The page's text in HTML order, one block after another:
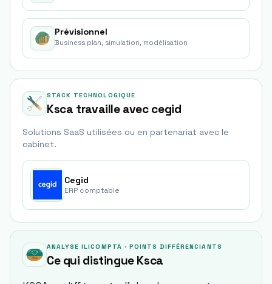
Prévisionnel
Business plan, simulation, modélisation
STACK TECHNOLOGIQUE
Ksca travaille avec cegid
Solutions SaaS utilisées ou en partenariat avec le
cabinet.
Cegid
ERP comptable
ANALYSE ILICOMPTA · POINTS DIFFÉRENCIANTS
Ce qui distingue Ksca